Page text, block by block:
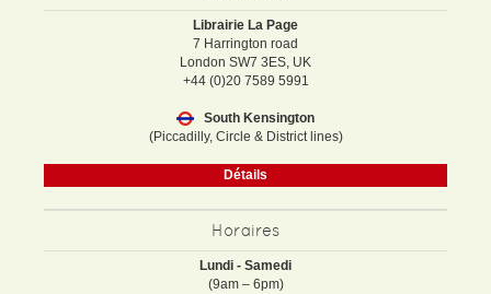
Librairie La Page
7 Harrington road
London SW7 3ES, UK
+44 (0)20 7589 5991
South Kensington
(Piccadilly, Circle & District lines)
Détails
Horaires
Lundi - Samedi
(9am – 6pm)